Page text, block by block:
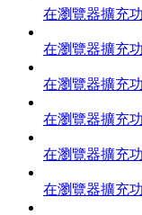
在瀏覽器擴充
在瀏覽器擴充
在瀏覽器擴充
在瀏覽器擴充
在瀏覽器擴充
在瀏覽器擴充功